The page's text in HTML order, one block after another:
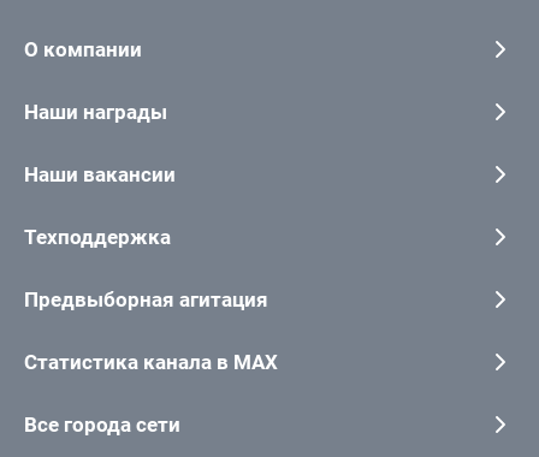
О компании
Наши награды
Наши вакансии
Техподдержка
Предвыборная агитация
Статистика канала в MAX
Все города сети